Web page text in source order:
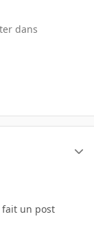
dans
fait un post